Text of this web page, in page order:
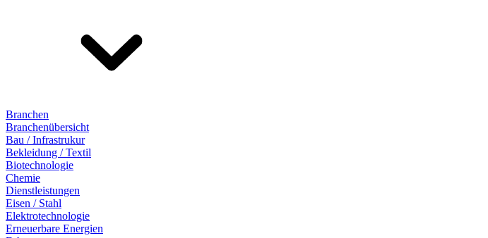
Branchen
Branchenübersicht
Bau / Infrastrukur
Bekleidung / Textil
Biotechnologie
Chemie
Dienstleistungen
Eisen / Stahl
Elektrotechnologie
Erneuerbare Energien